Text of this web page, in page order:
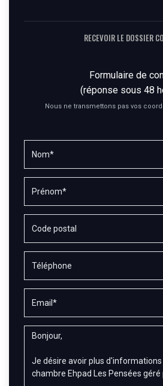
RECEVOIR LE DOSSIER
Formulaire de
(réponse sous 48
Nous ne transmettons pas vos